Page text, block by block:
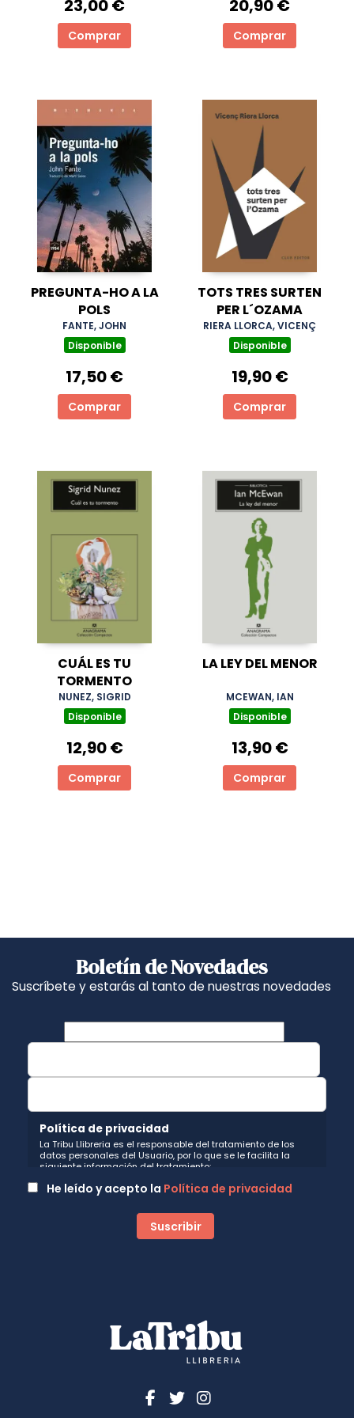
23,00 €
Comprar
20,90 €
Comprar
PREGUNTA-HO A LA
POLS
FANTE, JOHN
Disponible
17,50 €
Comprar
TOTS TRES SURTEN
PER L´OZAMA
RIERA LLORCA, VICENÇ
Disponible
19,90 €
Comprar
CUÁL ES TU
TORMENTO
NUNEZ, SIGRID
Disponible
12,90 €
Comprar
LA LEY DEL MENOR
MCEWAN, IAN
Disponible
13,90 €
Comprar
Boletín de Novedades
Suscríbete y estarás al tanto de nuestras novedades
Política de privacidad
La Tribu Llibreria es el responsable del tratamiento de los
datos personales del Usuario, por lo que se le facilita la
siguiente información del tratamiento:
Fin del tratamiento: mantener una relación de envío de
comunicaciones y noticias sobre nuestros servicios y
boletín. Igualmente utilizaremos sus datos de contacto para
enviarle información sobre productos o servicios que puedan
Legitimación: está basada en el consentimiento que se le
solicita a través de la correspondiente casilla de
Criterios de conservación de los datos: se conservarán
suprimirán con medidas de seguridad adecuadas para
garantizar la seudonimización de los datos.
He leído y acepto la Política de privacidad